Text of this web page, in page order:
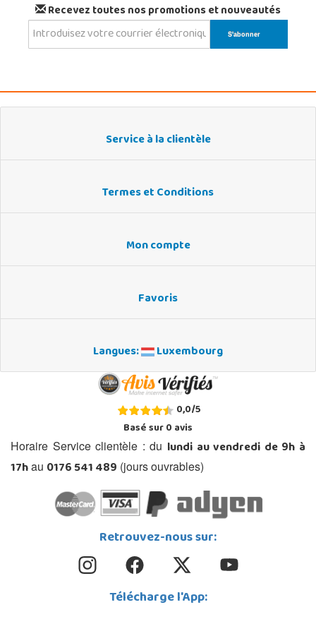
Recevez toutes nos promotions et nouveautés
Service à la clientèle
Termes et Conditions
Mon compte
Favoris
Langues: Luxembourg
0,0/5
Basé sur0avis
Horaire Service clientèle : du lundi au vendredi de 9h à
17hau 0176 541 489 (jours ouvrables)
Retrouvez-nous sur:
Télécharge l'App: